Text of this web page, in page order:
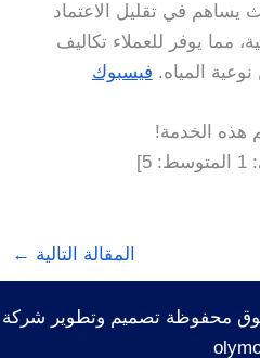
يساهم في تقليل الاعتماد
مما يوفر للعملاء تكاليف
المياه. فيسبوك
هذه الخدمة!
1 المتوسط:5
]
المقالة التالية ←